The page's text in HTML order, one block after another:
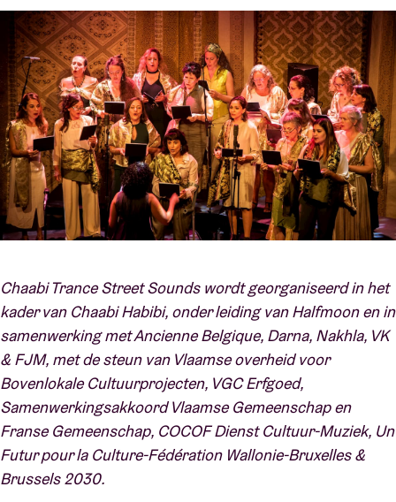
Chaabi Trance Street Sounds wordt georganiseerd in het
kader van Chaabi Habibi, onder leiding van Halfmoon en in
samenwerking met Ancienne Belgique, Darna, Nakhla, VK
& FJM, met de steun van Vlaamse overheid voor
Bovenlokale Cultuurprojecten, VGC Erfgoed,
Samenwerkingsakkoord Vlaamse Gemeenschap en
Franse Gemeenschap, COCOF Dienst Cultuur-Muziek, Un
Futur pour la Culture-Fédération Wallonie-Bruxelles &
Brussels 2030.